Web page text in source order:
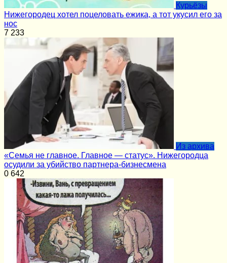
Курьёзы
Нижегородец хотел поцеловать ежика, а тот укусил его за
нос
7 233
Из архива
«Семья не главное. Главное — статус». Нижегородца
осудили за убийство партнера-бизнесмена
0 642